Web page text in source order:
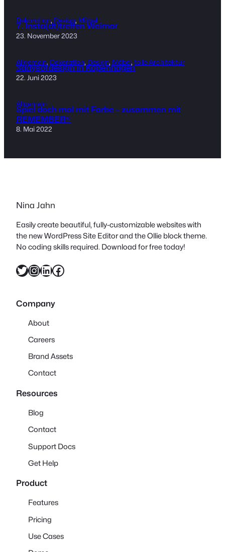
Dekoration, Design, Möbel
7. Insta(dt)treffen Weimar
23. November 2023
Allgemein, Dekoration, Design, Möbel, tolle Architektur
3daysofdesign in Kopenhagen
22. Juni 2023
Allgemein
Spiel doch mal mit Farbe – zusammen mit
REMEMBER®
8. Mai 2022
Nina Jahn
Easily create beautiful, fully-customizable websites with
the new WordPress Site Editor and the Ollie block theme.
No coding skills required. Download for free today!
Twitter InstagramLinkedIn Facebook
Company
About
Careers
Brand Assets
Contact
Resources
Blog
Contact
Support Docs
Get Help
Product
Features
Pricing
Use Cases